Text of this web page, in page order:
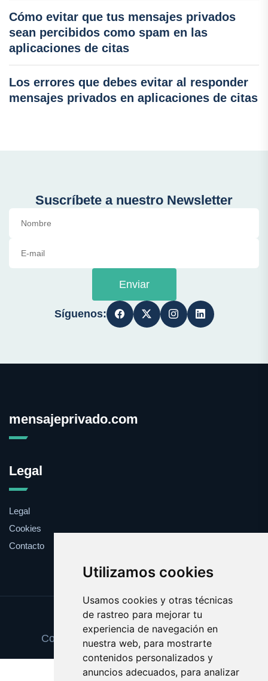
Utilizamos cookies
Usamos cookies y otras técnicas
de rastreo para mejorar tu
experiencia de navegación en
nuestra web, para mostrarte
contenidos personalizados y
anuncios adecuados, para analizar
Cómo evitar que tus mensajes privados
sean percibidos como spam en las
aplicaciones de citas
Los errores que debes evitar al responder
mensajes privados en aplicaciones de citas
Suscríbete a nuestro Newsletter
Enviar
Síguenos:
mensajeprivado.com
Legal
Legal
Cookies
Contacto
Update cookies preferences
Copyright © 2025 mensajeprivado.com